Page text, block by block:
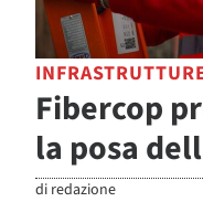
Fibercop
la posa
di redazione